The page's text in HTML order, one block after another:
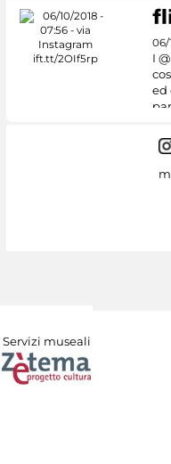
06/
I
ed
Servizi museali